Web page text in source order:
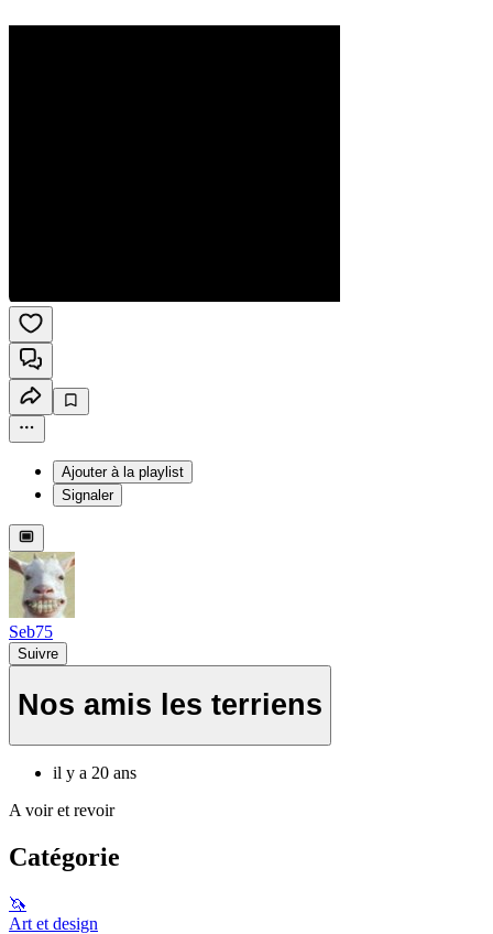
Ajouter à la playlist
Signaler
Seb75
Suivre
Nos amis les terriens
il y a 20 ans
A voir et revoir
Catégorie
🦄
Art et design